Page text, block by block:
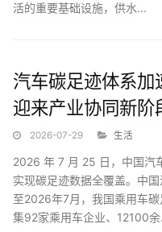
活的重要基础设施，供水...
汽车碳足迹体系加
迎来产业协同新阶
2026-07-29 生活
2026 年 7 月 25 日，中国汽
实现碳足迹数据全覆盖。中
至2026年7月，我国乘用车
集92家乘用车企业、12100余